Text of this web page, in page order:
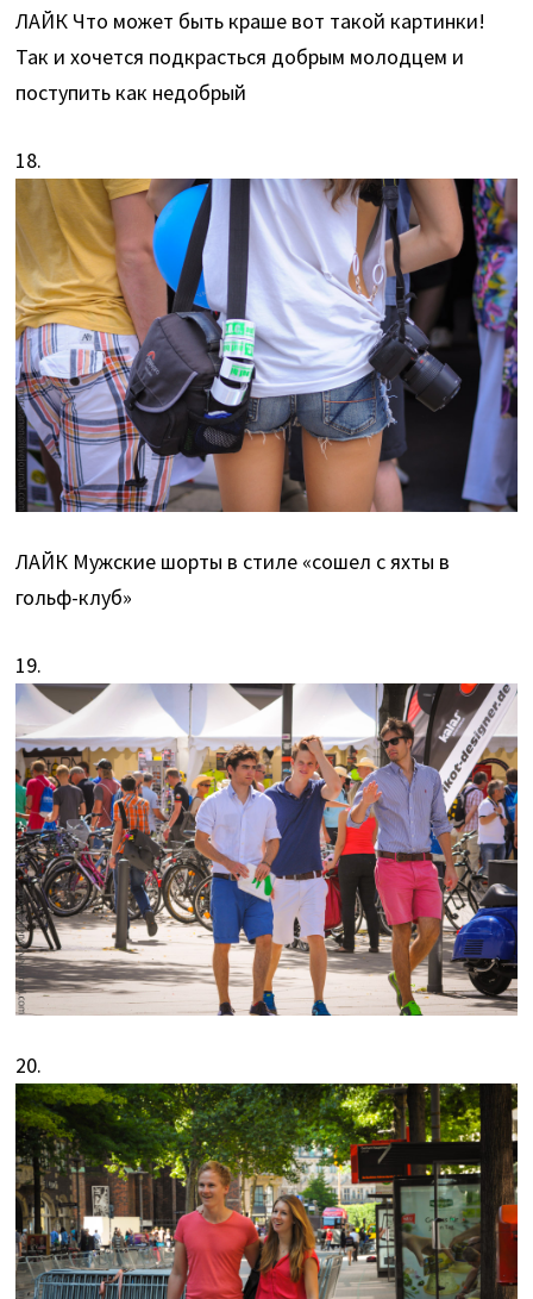
ЛАЙК Что может быть краше вот такой картинки!
Так и хочется подкрасться добрым молодцем и
поступить как недобрый
18.
ЛАЙК Мужские шорты в стиле «сошел с яхты в
гольф-клуб»
19.
20.